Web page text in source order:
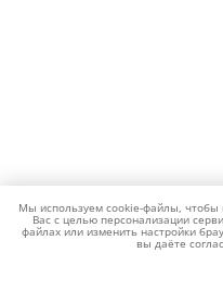
Мы используем cookie-файлы, чтобы
Вас с целью персонализации
файлах или изменить настройки
вы даёте